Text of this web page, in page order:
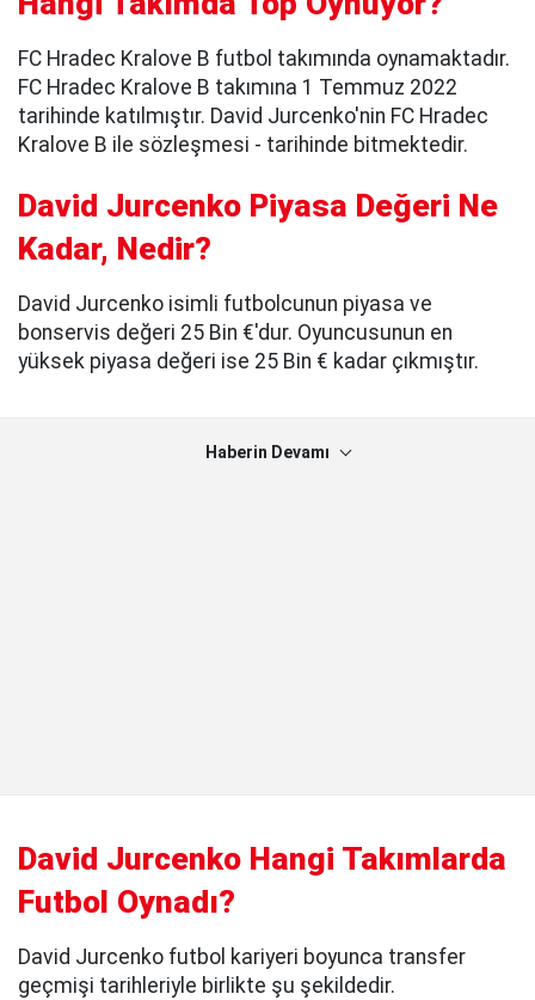
FC Hradec Kralove B futbol takımında oynamaktadır.
FC Hradec Kralove B takımına 1 Temmuz 2022
tarihinde katılmıştır. David Jurcenko'nin FC Hradec
Kralove B ile sözleşmesi - tarihinde bitmektedir.
David Jurcenko Piyasa Değeri Ne
Kadar, Nedir?
David Jurcenko isimli futbolcunun piyasa ve
bonservis değeri 25 Bin €'dur. Oyuncusunun en
yüksek piyasa değeri ise 25 Bin € kadar çıkmıştır.
Haberin Devamı
David Jurcenko Hangi Takımlarda
Futbol Oynadı?
David Jurcenko futbol kariyeri boyunca transfer
geçmişi tarihleriyle birlikte şu şekildedir.